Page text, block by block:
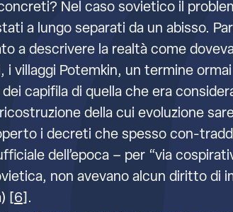
Nel caso sovietico il
a lungo separati da un abisso.
a descrivere la realtà come
villaggi Potemkin, un termine
capifila di quella che era
della cui evoluzione
i decreti che spesso con-
dell’epoca – per “via
non avevano alcun diritto di
[6].